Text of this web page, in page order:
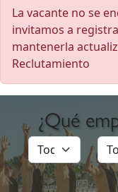
La vacante no se
invitamos a
mantenerla
Reclutamiento
¿Qué